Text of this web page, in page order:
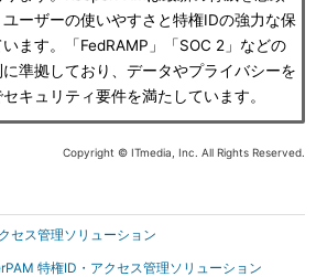
ーザーの使いやすさと特権IDの強力な保
ます。「FedRAMP」「SOC 2」などの
準拠しており、データやプライバシーを
キュリティ要件を満たしています。
Copyright © ITmedia, Inc. All Rights Reserved.
セス管理ソリューション
特権ID・アクセス管理ソリューション